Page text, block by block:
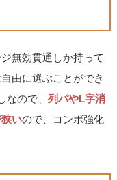
無効貫通しか持って
由に選ぶことができ
なので、列パやL字消
いので、コンボ強化